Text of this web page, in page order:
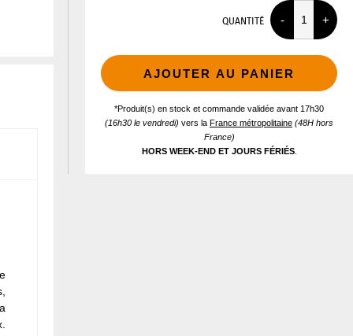
QUANTITÉ
AJOUTER AU PANIER
*Produit(s) en stock et commande validée avant 17h30
(16h30 le vendredi) vers la France métropolitaine (48H hors
France)
HORS WEEK-END ET JOURS FÉRIÉS.